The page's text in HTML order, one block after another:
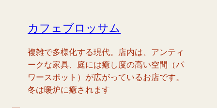
カフェブロッサム
複雑で多様化する現代。店内は、アンティ
ークな家具、庭には癒し度の高い空間（パ
ワースポット）が広がっているお店です。
冬は暖炉に癒されます